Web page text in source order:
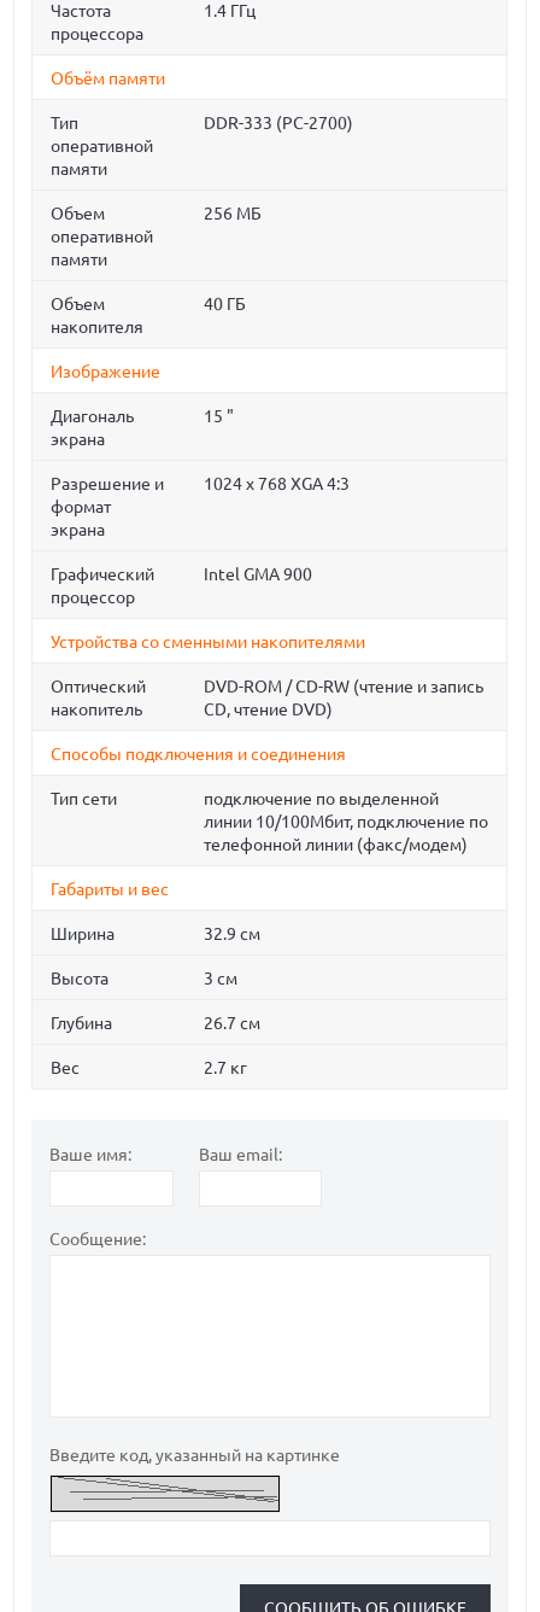
Частота
процессора
1.4 ГГц
Объём памяти
Тип
оперативной
памяти
DDR-333 (PC-2700)
Объем
оперативной
памяти
256 МБ
Объем
накопителя
40 ГБ
Изображение
Диагональ
экрана
15 "
Разрешение и
формат
экрана
1024 x 768 XGA 4:3
Графический
процессор
Intel GMA 900
Устройства со сменными накопителями
Оптический
накопитель
DVD-ROM / CD-RW (чтение и запись
CD, чтение DVD)
Способы подключения и соединения
Тип сети
подключение по выделенной
линии 10/100Мбит, подключение по
телефонной линии (факс/модем)
Габариты и вес
Ширина 32.9 см
Высота 3 см
Глубина 26.7 см
Вес 2.7 кг
Ваше имя: Ваш email:
Сообщение:
Введите код, указанный на картинке